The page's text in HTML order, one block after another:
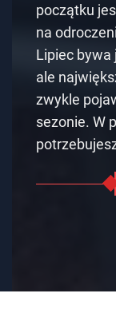
początku
na
Lipiec bywa
ale
zwykle
sezonie. W